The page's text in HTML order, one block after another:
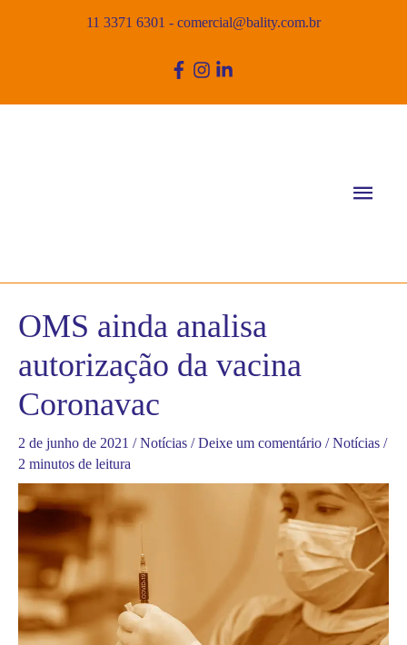
11 3371 6301 - comercial@bality.com.br
OMS ainda analisa
autorização da vacina
Coronavac
2 de junho de 2021 /Notícias /Deixe um comentário /Notícias /
2 minutos de leitura